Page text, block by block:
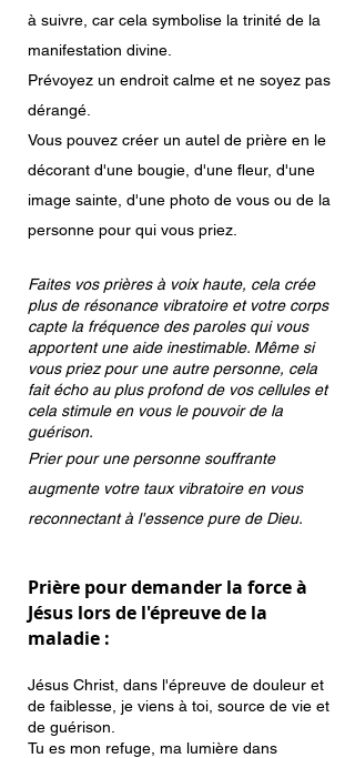
à suivre, car cela symbolise la trinité de la
manifestation divine.
Prévoyez un endroit calme et ne soyez pas
dérangé.
Vous pouvez créer un autel de prière en le
décorant d'une bougie, d'une fleur, d'une
image sainte, d'une photo de vous ou de la
personne pour qui vous priez.
Faites vos prières à voix haute, cela crée
plus de résonance vibratoire et votre corps
capte la fréquence des paroles qui vous
apportent une aide inestimable. Même si
vous priez pour une autre personne, cela
fait écho au plus profond de vos cellules et
cela stimule en vous le pouvoir de la
guérison.
Prier pour une personne souffrante
augmente votre taux vibratoire en vous
reconnectant à l'essence pure de Dieu.
Prière pour demander la force à
Jésus lors de l'épreuve de la
maladie :
Jésus Christ, dans l'épreuve de douleur et
de faiblesse, je viens à toi, source de vie et
de guérison.
Tu es mon refuge, ma lumière dans